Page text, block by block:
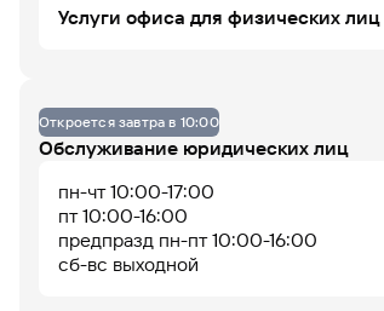
Услуги офиса для физических лиц
Программа долгосрочных сбережений
(ПДС)
Купля-продажа иностранной валюты в
Потребительское кредитование ФЛ
Банковские карты
Автокредитование ФЛ
Аккредитивы и счета эскроу
Откроется завтра в 10:00
Обслуживание юридических лиц
пн-чт 10:00-17:00
пт 10:00-16:00
предпразд пн-пт 10:00-16:00
сб-вс выходной